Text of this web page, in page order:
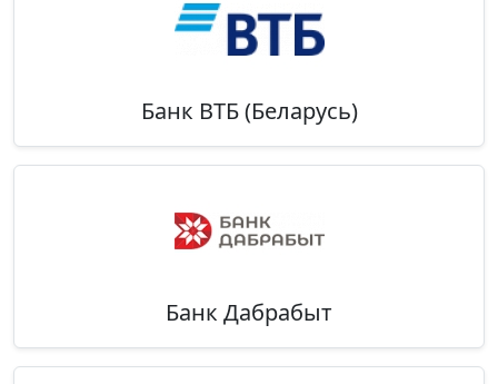
Банк ВТБ (Беларусь)
Банк Дабрабыт